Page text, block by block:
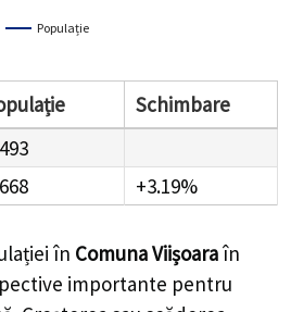
Populație
Schimbare
+3.19%
în Comuna Viișoaraîn
importante pentru